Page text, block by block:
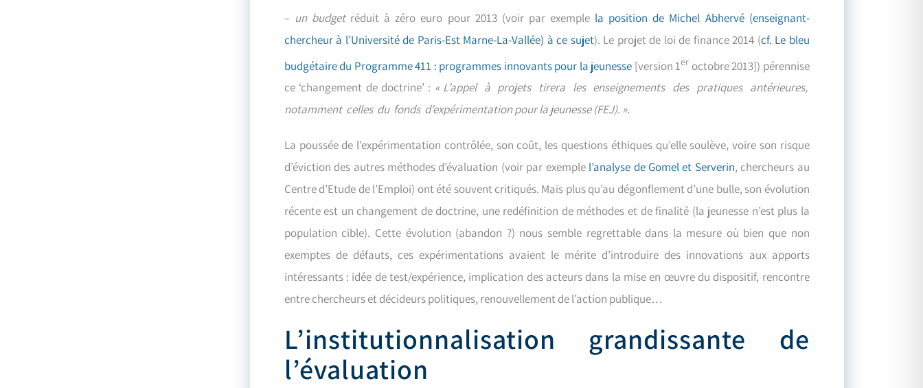
– un budgetréduit à zéro euro pour 2013 (voir par exemple la position de Michel Abhervé (enseignant-
chercheur à l’Université de Paris-Est Marne-La-Vallée) à ce sujet). Le projet de loi de finance 2014 (cf. Le bleu
budgétaire du Programme 411 : programmes innovants pour la jeunesse [version 1er octobre 2013]) pérennise
ce ‘changement de doctrine’ : « L’appel à projets tirera les enseignements des pratiques antérieures,
notamment celles du fonds d’expérimentation pour la jeunesse (FEJ). ».
La poussée de l’expérimentation contrôlée, son coût, les questions éthiques qu’elle soulève, voire son risque
d’éviction des autres méthodes d’évaluation (voir par exemple l’analyse de Gomel et Serverin, chercheurs au
Centre d’Etude de l’Emploi) ont été souvent critiqués. Mais plus qu’au dégonflement d’une bulle, son évolution
récente est un changement de doctrine, une redéfinition de méthodes et de finalité (la jeunesse n’est plus la
population cible). Cette évolution (abandon ?) nous semble regrettable dans la mesure où bien que non
exemptes de défauts, ces expérimentations avaient le mérite d’introduire des innovations aux apports
intéressants : idée de test/expérience, implication des acteurs dans la mise en œuvre du dispositif, rencontre
entre chercheurs et décideurs politiques, renouvellement de l’action publique…
L’institutionnalisation grandissante de
l’évaluation